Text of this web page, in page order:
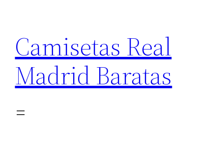
contenido
Camisetas Real
Madrid Baratas